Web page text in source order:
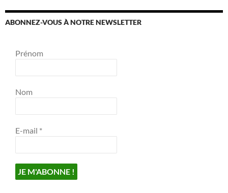
ABONNEZ-VOUS À NOTRE NEWSLETTER
Prénom
Nom
E-mail *